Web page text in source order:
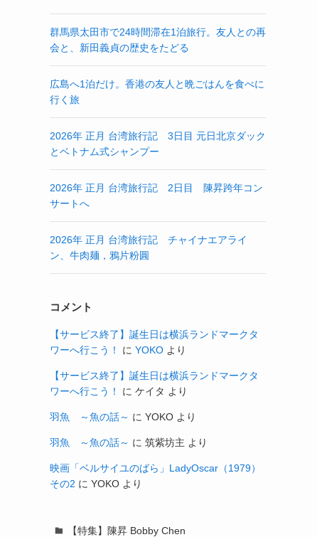
群馬県太田市で24時間滞在1泊旅行。友人との再
会と、新田義貞の歴史をたどる
広島へ1泊だけ。香港の友人と晩ごはんを食べに
行く旅
2026年 正月 台湾旅行記 3日目 元日北京ダック
とベトナム式シャンプー
2026年 正月 台湾旅行記 2日目 陳昇跨年コン
サートへ
2026年 正月 台湾旅行記 チャイナエアライ
ン、牛肉麺，鴉片粉圓
コメント
【サービス終了】誕生日は横浜ランドマークタ
ワーへ行こう！
に YOKO より
【サービス終了】誕生日は横浜ランドマークタ
ワーへ行こう！
に ケイタ より
羽魚 ～魚の話～ に YOKO より
羽魚 ～魚の話～ に 筑紫坊主 より
映画「ベルサイユのばら」LadyOscar（1979）
その2 に YOKO より
【特集】陳昇 Bobby Chen